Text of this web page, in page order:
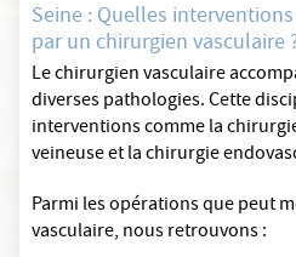
Seine : Quelles
par un chirurgien vasculaire
Le chirurgien vasculaire
diverses pathologies. Cette
interventions comme la
veineuse et la chirurgie
Parmi les opérations que peut
vasculaire, nous retrouvons :